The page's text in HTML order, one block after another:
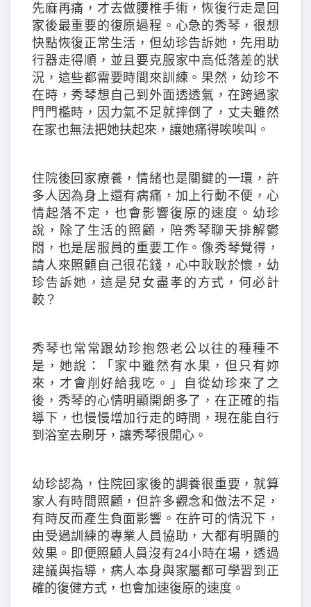
先麻再痛，才去做腰椎手術，恢復行走是回
家後最重要的復原過程。心急的秀琴，很想
快點恢復正常生活，但幼珍告訴她，先用助
行器走得順，並且要克服家中高低落差的狀
況，這些都需要時間來訓練。果然，幼珍不
在時，秀琴想自己到外面透透氣，在跨過家
門門檻時，因力氣不足就摔倒了，丈夫雖然
在家也無法把她扶起來，讓她痛得唉唉叫。
住院後回家療養，情緒也是關鍵的一環，許
多人因為身上還有病痛，加上行動不便，心
情起落不定，也會影響復原的速度。幼珍
說，除了生活的照顧，陪秀琴聊天排解鬱
悶，也是居服員的重要工作。像秀琴覺得，
請人來照顧自己很花錢，心中耿耿於懷，幼
珍告訴她，這是兒女盡孝的方式，何必計
較？
秀琴也常常跟幼珍抱怨老公以往的種種不
是，她說：「家中雖然有水果，但只有妳
來，才會削好給我吃。」自從幼珍來了之
後，秀琴的心情明顯開朗多了，在正確的指
導下，也慢慢增加行走的時間，現在能自行
到浴室去刷牙，讓秀琴很開心。
幼珍認為，住院回家後的調養很重要，就算
家人有時間照顧，但許多觀念和做法不足，
有時反而產生負面影響。在許可的情況下，
由受過訓練的專業人員協助，大都有明顯的
效果。即便照顧人員沒有24小時在場，透過
建議與指導，病人本身與家屬都可學習到正
確的復健方式，也會加速復原的速度。